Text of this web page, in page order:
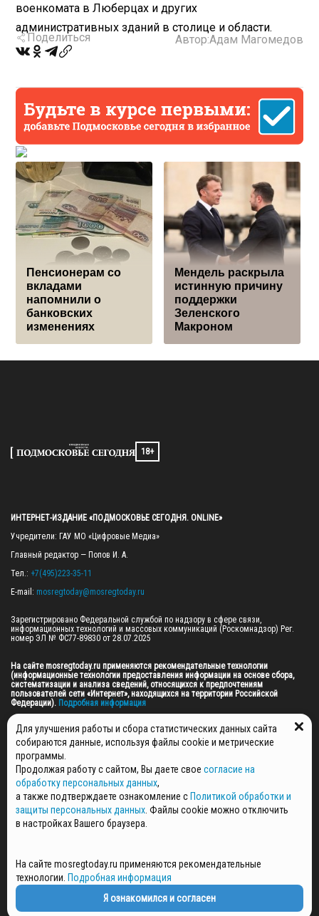
военкомата в Люберцах и других
административных зданий в столице и области.
Поделиться Автор:Адам Магомедов
Пенсионерам со
вкладами
напомнили о
банковских
изменениях
Мендель раскрыла
истинную причину
поддержки
Зеленского
Макроном
18+
ИНТЕРНЕТ-ИЗДАНИЕ «ПОДМОСКОВЬЕ СЕГОДНЯ. ONLINE»
Учредители: ГАУ МО «Цифровые Медиа»
Главный редактор — Попов И. А.
Тел.: +7(495)223-35-11
E-mail: mosregtoday@mosregtoday.ru
Зарегистрировано Федеральной службой по надзору в сфере связи,
информационных технологий и массовых коммуникаций (Роскомнадзор) Рег.
номер ЭЛ № ФС77-89830 от 28.07.2025
На сайте mosregtoday.ru применяются рекомендательные технологии
(информационные технологии предоставления информации на основе сбора,
систематизации и анализа сведений, относящихся к предпочтениям
пользователей сети «Интернет», находящихся на территории Российской
Федерации). Подробная информация
© 2026 ПРАВА НА ВСЕ МАТЕРИАЛЫ САЙТА ПРИНАДЛЕЖАТ ГАУ МО "ЦИФРОВЫЕ
МЕДИА" (ОГРН: 1255000059467).
ПОЛИТИКА ОБРАБОТКИ И ЗАЩИТЫ ПЕРСОНАЛЬНЫХ ДАННЫХ
НОВОСТИ
ГАЗЕТЫ
РЕКЛАМОДАТЕЛЯМ
СПЕЦПРОЕКТЫ
СТАТЬИ
ПОЛИТИКА КОНФИДЕНЦИАЛЬНОСТИ
Для улучшения работы и сбора статистических данных сайта
собираются данные, используя файлы cookie и метрические
программы.
Продолжая работу с сайтом, Вы даете свое согласие на
обработку персональных данных,
а также подтверждаете ознакомление с Политикой обработки и
защиты персональных данных . Файлы cookie можно отключить
в настройках Вашего браузера.
На сайте mosregtoday.ru применяются рекомендательные
технологии. Подробная информация
Я ознакомился и согласен